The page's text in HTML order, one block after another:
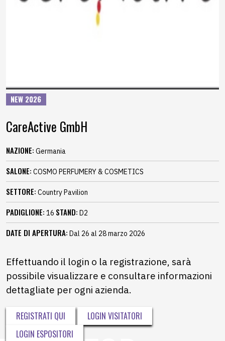
NEW 2026
CareActive GmbH
NAZIONE: Germania
SALONE: COSMO PERFUMERY & COSMETICS
SETTORE: Country Pavilion
PADIGLIONE: 16 STAND: D2
DATE DI APERTURA: Dal 26 al 28 marzo 2026
Effettuando il login o la registrazione, sarà
possibile visualizzare e consultare informazioni
dettagliate per ogni azienda.
REGISTRATI QUI
LOGIN VISITATORI
LOGIN ESPOSITORI